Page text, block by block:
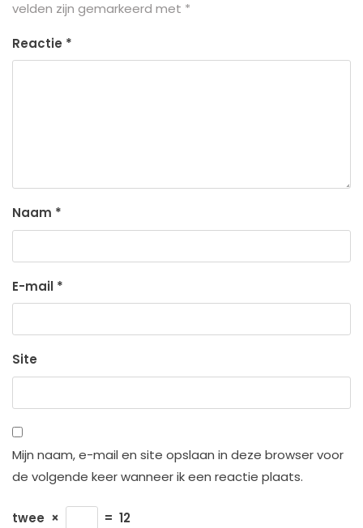
velden zijn gemarkeerd met *
Reactie *
Naam *
E-mail *
Site
Mijn naam, e-mail en site opslaan in deze browser voor
de volgende keer wanneer ik een reactie plaats.
twee × = 12